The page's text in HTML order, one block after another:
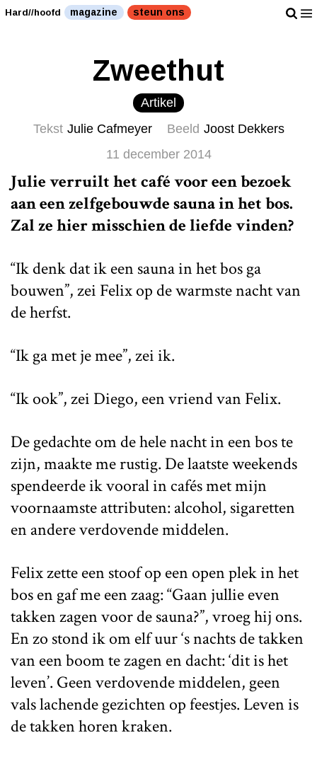
Hard//hoofd magazine steun ons
Zweethut
Artikel
Tekst Julie Cafmeyer Beeld Joost Dekkers
11 december 2014
Julie verruilt het café voor een bezoek
aan een zelfgebouwde sauna in het bos.
Zal ze hier misschien de liefde vinden?
“Ik denk dat ik een sauna in het bos ga
bouwen”, zei Felix op de warmste nacht van
de herfst.
“Ik ga met je mee”, zei ik.
“Ik ook”, zei Diego, een vriend van Felix.
De gedachte om de hele nacht in een bos te
zijn, maakte me rustig. De laatste weekends
spendeerde ik vooral in cafés met mijn
voornaamste attributen: alcohol, sigaretten
en andere verdovende middelen.
Felix zette een stoof op een open plek in het
bos en gaf me een zaag: “Gaan jullie even
takken zagen voor de sauna?”, vroeg hij ons.
En zo stond ik om elf uur ‘s nachts de takken
van een boom te zagen en dacht: ‘dit is het
leven’. Geen verdovende middelen, geen
vals lachende gezichten op feestjes. Leven is
de takken horen kraken.